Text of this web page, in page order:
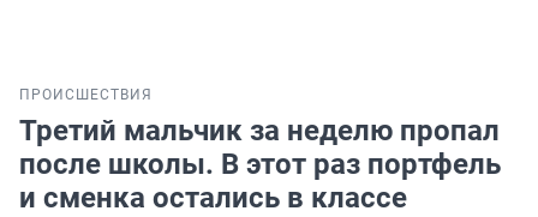
ПРОИСШЕСТВИЯ
Третий мальчик за неделю пропал
после школы. В этот раз портфель
и сменка остались в классе